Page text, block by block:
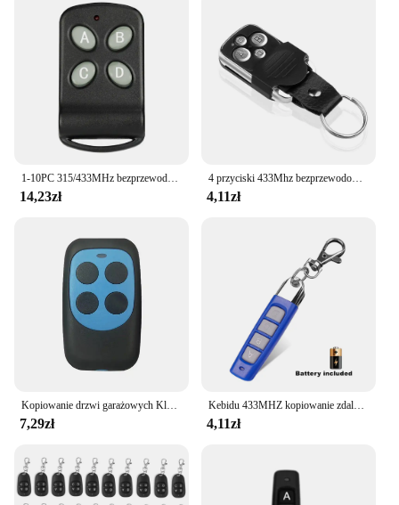
1-10PC 315/433MHz bezprzewodowe zdalne klonowanie kopiowanie powielacz 4 kanałowy elektryczny kontroler do mechanizm otwierania drzwi garaż samochodowy
14,23zł
4 przyciski 433Mhz bezprzewodowy pilot zdalnego sterowania brama garażowa mechanizm otwierania drzwi nadajnika duplikator klonowania klonowania kod kopia kluczyk samochodowy
4,11zł
7,29zł
Kebidu 433MHZ kopiowanie zdalnego sterowania Auto 4 kod Channe brama garażowa mechanizm otwierania drzwi zamiennik pilota zdalnego sterowania klonowanie kod kluczyk
4,11zł